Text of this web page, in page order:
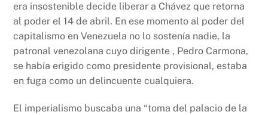
era insostenible decide liberar a Chávez que retorna
al poder el 14 de abril. En ese momento al poder del
capitalismo en Venezuela no lo sostenía nadie, la
patronal venezolana cuyo dirigente , Pedro Carmona,
se había erigido como presidente provisional, estaba
en fuga como un delincuente cualquiera.
El imperialismo buscaba una “toma del palacio de la